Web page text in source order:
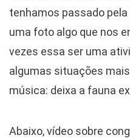
tenhamos passado
uma foto algo que nos
vezes essa ser uma
algumas situações
música: deixa a fauna
Abaixo, vídeo sobre